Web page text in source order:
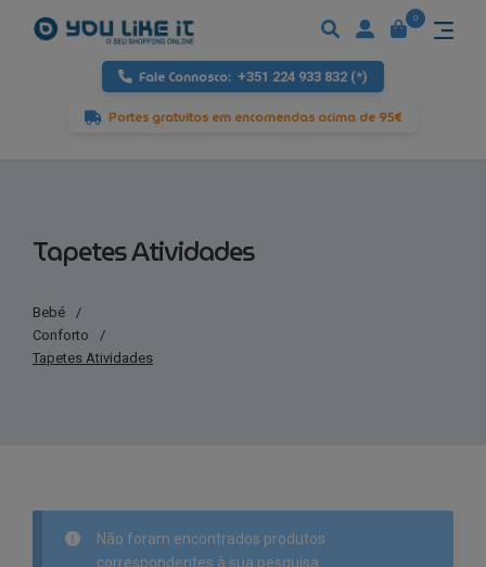
Fale Connosco: +351 224 933 832 (*)
Portes gratuitos em encomendas acima de 95€
0
Tapetes Atividades
Bebé
/
Conforto
/
Tapetes Atividades
Não foram encontrados produtos
correspondentes à sua pesquisa.